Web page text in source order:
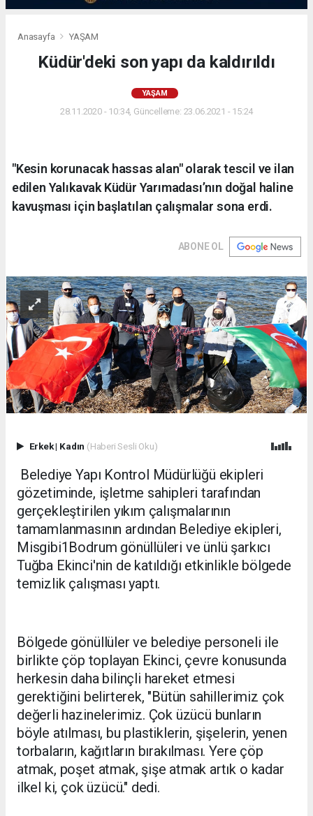
Anasayfa YAŞAM
Küdür'deki son yapı da kaldırıldı
YAŞAM
28.11.2020 - 10:34, Güncelleme: 23.06.2021 - 15:24
"Kesin korunacak hassas alan" olarak tescil ve ilan
edilen Yalıkavak Küdür Yarımadası’nın doğal haline
kavuşması için başlatılan çalışmalar sona erdi.
ABONE OL
Erkek| Kadın (Haberi Sesli Oku)
Belediye Yapı Kontrol Müdürlüğü ekipleri
gözetiminde, işletme sahipleri tarafından
gerçekleştirilen yıkım çalışmalarının
tamamlanmasının ardından Belediye ekipleri,
Misgibi1Bodrum gönüllüleri ve ünlü şarkıcı
Tuğba Ekinci'nin de katıldığı etkinlikle bölgede
temizlik çalışması yaptı.
Bölgede gönüllüler ve belediye personeli ile
birlikte çöp toplayan Ekinci, çevre konusunda
herkesin daha bilinçli hareket etmesi
gerektiğini belirterek, "Bütün sahillerimiz çok
değerli hazinelerimiz. Çok üzücü bunların
böyle atılması, bu plastiklerin, şişelerin, yenen
torbaların, kağıtların bırakılması. Yere çöp
atmak, poşet atmak, şişe atmak artık o kadar
ilkel ki, çok üzücü." dedi.